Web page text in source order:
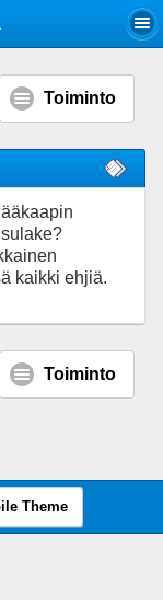
Toiminto
kaikki ehjiä.
Toiminto
Theme